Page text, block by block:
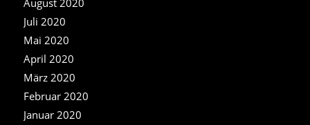
Juli 2020
Mai 2020
April 2020
März 2020
Februar 2020
Januar 2020